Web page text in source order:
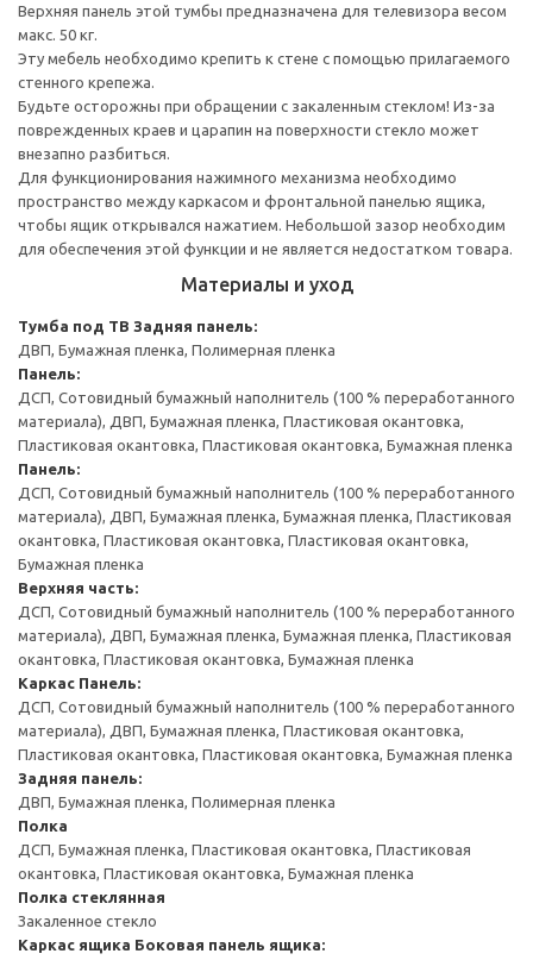
Верхняя панель этой тумбы предназначена для телевизора весом
макс. 50 кг.
Эту мебель необходимо крепить к стене с помощью прилагаемого
стенного крепежа.
Будьте осторожны при обращении с закаленным стеклом! Из-за
поврежденных краев и царапин на поверхности стекло может
внезапно разбиться.
Для функционирования нажимного механизма необходимо
пространство между каркасом и фронтальной панелью ящика,
чтобы ящик открывался нажатием. Небольшой зазор необходим
для обеспечения этой функции и не является недостатком товара.
Материалы и уход
Тумба под ТВ Задняя панель:
ДВП, Бумажная пленка, Полимерная пленка
Панель:
ДСП, Сотовидный бумажный наполнитель (100 % переработанного
материала), ДВП, Бумажная пленка, Пластиковая окантовка,
Пластиковая окантовка, Пластиковая окантовка, Бумажная пленка
Панель:
ДСП, Сотовидный бумажный наполнитель (100 % переработанного
материала), ДВП, Бумажная пленка, Бумажная пленка, Пластиковая
окантовка, Пластиковая окантовка, Пластиковая окантовка,
Бумажная пленка
Верхняя часть:
ДСП, Сотовидный бумажный наполнитель (100 % переработанного
материала), ДВП, Бумажная пленка, Бумажная пленка, Пластиковая
окантовка, Пластиковая окантовка, Бумажная пленка
Каркас Панель:
ДСП, Сотовидный бумажный наполнитель (100 % переработанного
материала), ДВП, Бумажная пленка, Пластиковая окантовка,
Пластиковая окантовка, Пластиковая окантовка, Бумажная пленка
Задняя панель:
ДВП, Бумажная пленка, Полимерная пленка
Полка
ДСП, Бумажная пленка, Пластиковая окантовка, Пластиковая
окантовка, Пластиковая окантовка, Бумажная пленка
Полка стеклянная
Закаленное стекло
Каркас ящика Боковая панель ящика: